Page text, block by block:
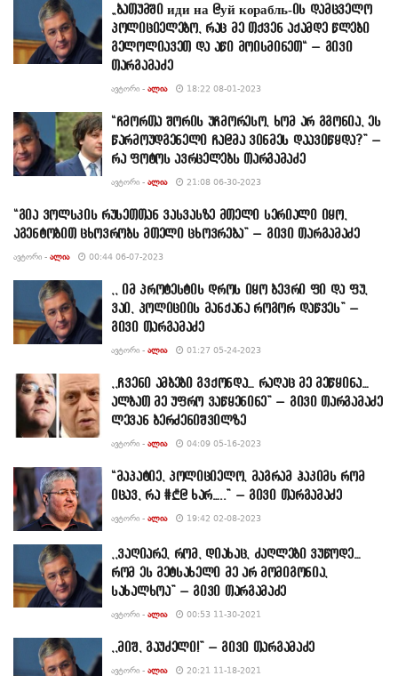
„ბათუმში иди на @уй корабль-ის დამცველო
პოლიციელებო, რაც მე თქვენ აქამდე წლები
გელოლიავეთ და აწი მოისმინეთ“ – გივი
თარგამაძე
ᲐᲕᲢᲝᲠᲘ - ᲐᲚᲘᲐ 18:22 08-01-2023
“ჩმორთა შორის უჩმორესო, ხომ არ გგონია, ეს
წარმოუდგენელი ჩა@მა ვინმეს დაავიწყდა?” –
რა ფოტოს ავრცელებს თარგამაძე
ᲐᲕᲢᲝᲠᲘ - ᲐᲚᲘᲐ 21:08 06-30-2023
“გია ვოლსკის რუსეთთან ვასვასზე მთელი სერიალი იყო,
აგენტობით ცხოვრობს მთელი ცხოვრება” – გივი თარგამაძე
ᲐᲕᲢᲝᲠᲘ - ᲐᲚᲘᲐ 00:44 06-07-2023
,, იმ პროტესტის დროს იყო ბევრი ფი და ფუ,
ვაი, პოლიციის მანქანა როგორ დაწვეს” –
გივი თარგამაძე
ᲐᲕᲢᲝᲠᲘ - ᲐᲚᲘᲐ 01:27 05-24-2023
,,ჩვენი ამბები გვქონდა… რაღაც მე მეწყინა…
ალბათ მე უფრო ვაწყენინე” – გივი თარგამაძე
ლევან ბერძენიშვილზე
ᲐᲕᲢᲝᲠᲘ - ᲐᲚᲘᲐ 04:09 05-16-2023
“მაპატიე, პოლიციელო, მაგრამ ჰაკიმს რომ
იცავ, რა #₾@ ხარ…..” – გივი თარგამაძე
ᲐᲕᲢᲝᲠᲘ - ᲐᲚᲘᲐ 19:42 02-08-2023
,,ვაღიარე, რომ, დიახაც, ძაღლები ვუწოდე…
რომ ეს მეტსახელი მე არ მომიგონია,
სახალხოა” – გივი თარგამაძე
ᲐᲕᲢᲝᲠᲘ - ᲐᲚᲘᲐ 00:53 11-30-2021
,,მიშ, გაუძელი!” – გივი თარგამაძე
ᲐᲕᲢᲝᲠᲘ - ᲐᲚᲘᲐ 20:21 11-18-2021